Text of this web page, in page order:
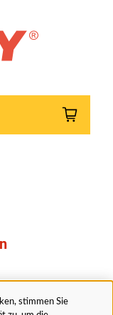
stimmen Sie